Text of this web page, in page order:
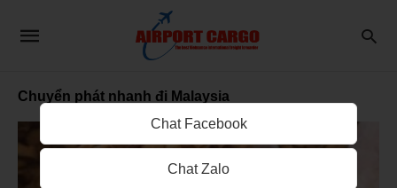
Chuyển phát nhanh đi Malaysia
Chat Facebook
Chat Zalo